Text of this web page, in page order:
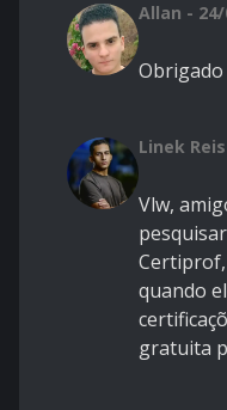
Allan - 24/
Obrigado
Linek
Vlw,
Certiprof,
quando
gratuita